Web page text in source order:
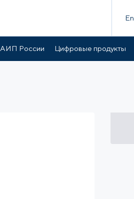
En
АИП России Цифровые продукты